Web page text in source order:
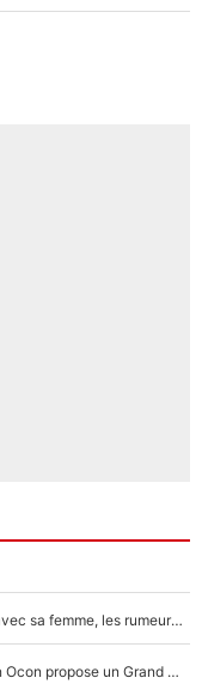
F1 : Charles Leclerc surpris par les paparazzis avec sa femme, les rumeurs étaient vraies !
Comme pour le final du Tour de France, Esteban Ocon propose un Grand Prix de Formule 1 à Paris : «Autour de l’Arc de Triomphe, ce serait génial» !